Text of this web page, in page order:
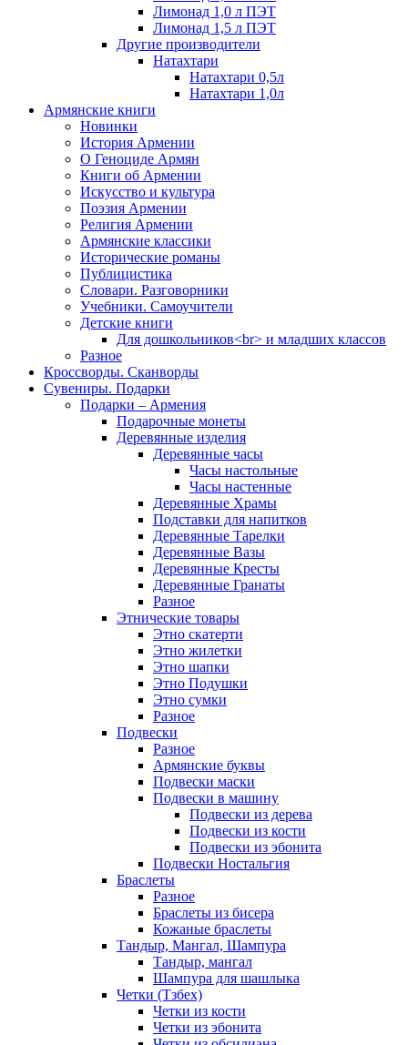
Лимонад 1,0 л ПЭТ
Лимонад 1,5 л ПЭТ
Другие производители
Натахтари
Натахтари 0,5л
Натахтари 1,0л
Армянские книги
Новинки
История Армении
О Геноциде Армян
Книги об Армении
Иcкусство и культура
Поэзия Армении
Религия Армении
Армянские классики
Исторические романы
Публицистика
Словари. Разговорники
Учебники. Самоучители
Детские книги
Для дошкольников<br> и младших классов
Разное
Кроссворды. Сканворды
Сувениры. Подарки
Подарки – Армения
Подарочные монеты
Деревянные изделия
Деревянные часы
Часы настольные
Часы настенные
Деревянные Храмы
Подставки для напитков
Деревянные Тарелки
Деревянные Вазы
Деревянные Кресты
Деревянные Гранаты
Разное
Этнические товары
Этно скатерти
Этно жилетки
Этно шапки
Этно Подушки
Этно сумки
Разное
Подвески
Разное
Армянские буквы
Подвески маски
Подвески в машину
Подвески из дерева
Подвески из кости
Подвески из эбонита
Подвески Ностальгия
Браслеты
Разное
Браслеты из бисера
Кожаные браслеты
Тандыр, Мангал, Шампура
Тандыр, мангал
Шампура для шашлыка
Четки (Тзбех)
Четки из кости
Четки из эбонита